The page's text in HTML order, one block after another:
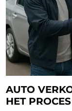
AUTO
HET